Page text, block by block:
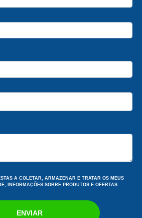
A COLETAR, ARMAZENAR E TRATAR OS MEUS
INFORMAÇÕES SOBRE PRODUTOS E OFERTAS.
ENVIAR